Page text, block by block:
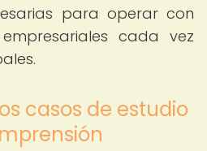
para operar con
cada vez
casos de estudio